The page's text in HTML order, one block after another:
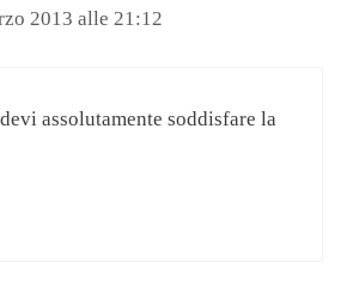
2013 alle 21:12
assolutamente soddisfare la